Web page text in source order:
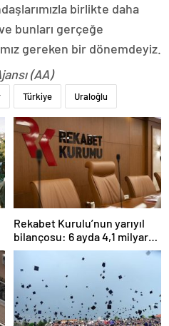
birlikte daha
bunları gerçeğe
gereken bir dönemdeyiz.
(AA)
Türkiye Uraloğlu
Rekabet Kurulu’nun yarıyıl
bilançosu: 6 ayda 4,1 milyar
TL ceza